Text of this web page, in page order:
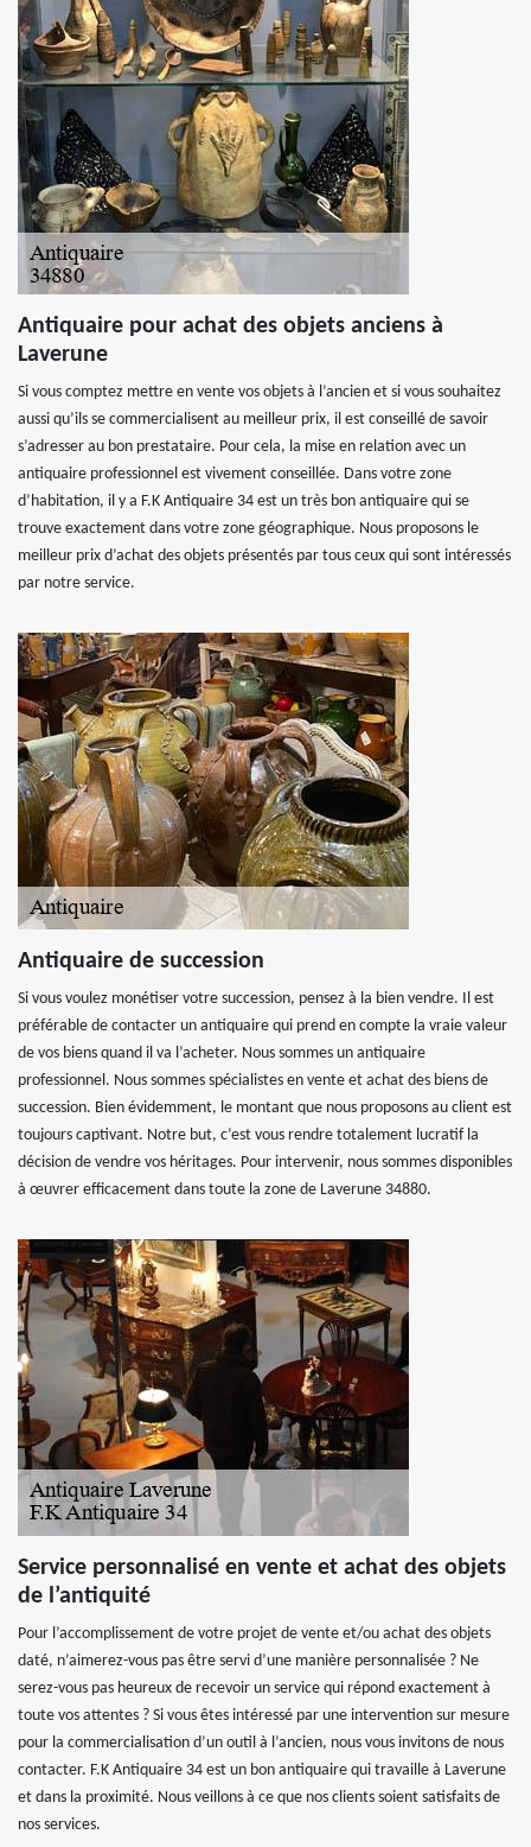
Antiquaire pour achat des objets anciens à
Laverune
Si vous comptez mettre en vente vos objets à l’ancien et si vous souhaitez
aussi qu’ils se commercialisent au meilleur prix, il est conseillé de savoir
s’adresser au bon prestataire. Pour cela, la mise en relation avec un
antiquaire professionnel est vivement conseillée. Dans votre zone
d’habitation, il y a F.K Antiquaire 34 est un très bon antiquaire qui se
trouve exactement dans votre zone géographique. Nous proposons le
meilleur prix d’achat des objets présentés par tous ceux qui sont intéressés
par notre service.
Antiquaire de succession
Si vous voulez monétiser votre succession, pensez à la bien vendre. Il est
préférable de contacter un antiquaire qui prend en compte la vraie valeur
de vos biens quand il va l’acheter. Nous sommes un antiquaire
professionnel. Nous sommes spécialistes en vente et achat des biens de
succession. Bien évidemment, le montant que nous proposons au client est
toujours captivant. Notre but, c’est vous rendre totalement lucratif la
décision de vendre vos héritages. Pour intervenir, nous sommes disponibles
à œuvrer efficacement dans toute la zone de Laverune 34880.
Service personnalisé en vente et achat des objets
de l’antiquité
Pour l’accomplissement de votre projet de vente et/ou achat des objets
daté, n’aimerez-vous pas être servi d’une manière personnalisée ? Ne
serez-vous pas heureux de recevoir un service qui répond exactement à
toute vos attentes ? Si vous êtes intéressé par une intervention sur mesure
pour la commercialisation d’un outil à l’ancien, nous vous invitons de nous
contacter. F.K Antiquaire 34 est un bon antiquaire qui travaille à Laverune
et dans la proximité. Nous veillons à ce que nos clients soient satisfaits de
nos services.